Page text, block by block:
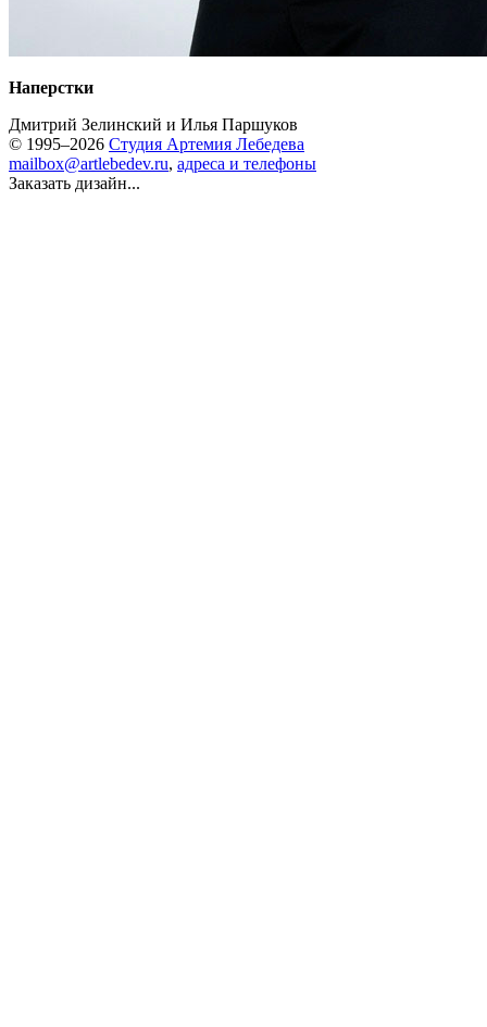
Наперстки
Дмитрий Зелинский и Илья Паршуков
© 1995–2026 Студия Артемия Лебедева
mailbox@artlebedev.ru, адреса и телефоны
Заказать дизайн...